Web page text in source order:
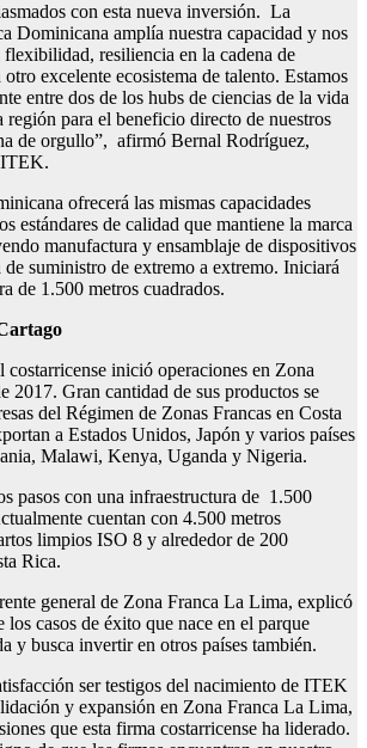
con esta nueva inversión. La
Dominicana amplía nuestra capacidad y nos
resiliencia en la cadena de
excelente ecosistema de talento. Estamos
entre dos de los hubs de ciencias de la vida
región para el beneficio directo de nuestros
de orgullo”, afirmó Bernal Rodríguez,
ofrecerá las mismas capacidades
estándares de calidad que mantiene la marca
manufactura y ensamblaje de dispositivos
de suministro de extremo a extremo. Iniciará
de 1.500 metros cuadrados.
costarricense inició operaciones en Zona
2017. Gran cantidad de sus productos se
del Régimen de Zonas Francas en Costa
a Estados Unidos, Japón y varios países
Malawi, Kenya, Uganda y Nigeria.
pasos con una infraestructura de 1.500
cuentan con 4.500 metros
limpios ISO 8 y alrededor de 200
Rica.
general de Zona Franca La Lima, explicó
los casos de éxito que nace en el parque
y busca invertir en otros países también.
ser testigos del nacimiento de ITEK
y expansión en Zona Franca La Lima,
que esta firma costarricense ha liderado.